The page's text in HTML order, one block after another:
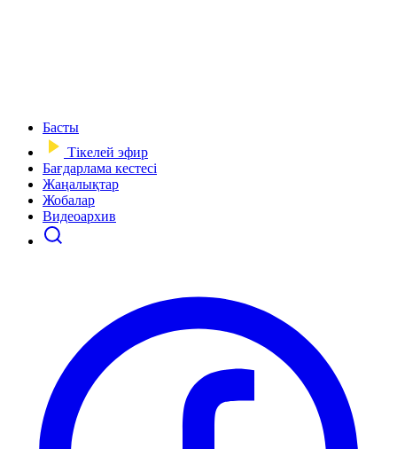
Басты
Тікелей эфир
Бағдарлама кестесі
Жаңалықтар
Жобалар
Видеоархив